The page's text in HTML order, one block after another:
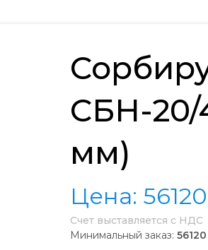
СБН-20/
мм)
Цена: 56120
Счет выставляется с НДС
Минимальный заказ: 56120